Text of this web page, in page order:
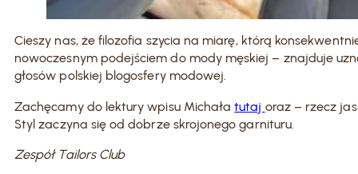
Cieszy nas, że filozofia szycia na miarę, którą
nowoczesnym podejściem do mody męskiej – znajduje
głosów polskiej blogosfery modowej.
Zachęcamy do lektury wpisu Michałatutaj oraz – rzecz
Styl zaczyna się od dobrze skrojonego garnituru.
Zespół Tailors Club